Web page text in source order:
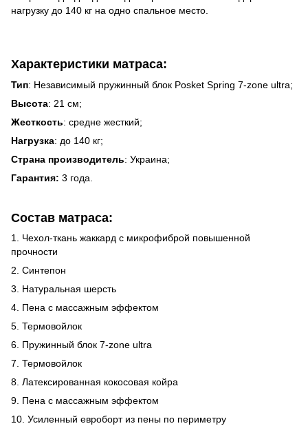
нагрузку до 140 кг на одно спальное место.
Характеристики матраса:
Тип: Независимый пружинный блок Posket Spring 7-zone ultra;
Высота: 21 см;
Жесткость: средне жесткий;
Нагрузка: до 140 кг;
Страна производитель: Украина;
Гарантия: 3 года.
Состав матраса:
1. Чехол-ткань жаккард с микрофиброй повышенной
прочности
2. Синтепон
3. Натуральная шерсть
4. Пена с массажным эффектом
5. Термовойлок
6. Пружинный блок 7-zone ultra
7. Термовойлок
8. Латексированная кокосовая койра
9. Пена с массажным эффектом
10. Усиленный евроборт из пены по периметру